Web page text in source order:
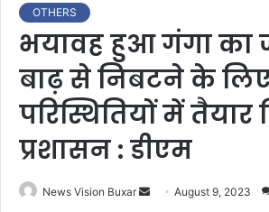
OTHERS
भयावह हुआ गंगा का
बाढ़ से निबटने के
परिस्थितियों में तैयार
प्रशासन : डीएम
News Vision Buxar August 9, 2023